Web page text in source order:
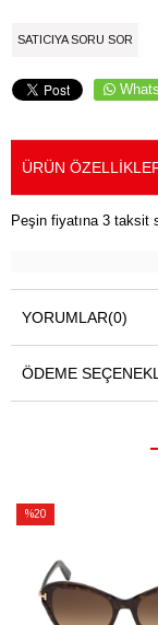
SATICIYA SORU SOR
ÜRÜN
Peşin fiyatına 3 taksit
YORUMLAR(0)
ÖDEME
%20